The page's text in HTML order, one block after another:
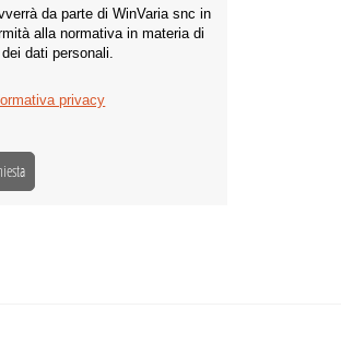
da parte di WinVaria snc in
alla normativa in materia di
dati personali.
privacy